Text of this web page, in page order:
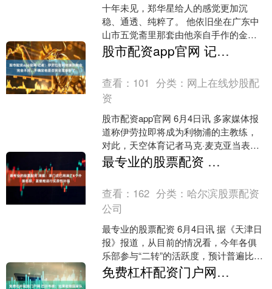
十年未见，郑华星给人的感觉更加沉
稳、通透、纯粹了。 他依旧坐在广东中
山市五觉斋里那套由他亲自手作的金丝
楠座椅上侃侃而谈，一旁坐着三五知
己，桌面燃着海南沉香，三面....
股市配资app官网 记者：伊劳拉在利物浦执教会完全不同，不确定他是否完全准备好了
查看： 101 分类： 网上在线炒股配
资
股市配资app官网 6月4日讯 多家媒体报
道称伊劳拉即将成为利物浦的主教练，
对此，天空体育记者马克·麦克亚当表示
伊劳拉来到利物浦会和在伯恩茅斯完全
不同。 麦克亚....
最专业的股票配资 津媒：津门虎已用满了6个外援名额，夏窗难进行实质性补强
查看： 162 分类： 哈尔滨股票配资
公司
最专业的股票配资 6月4日讯 据《天津日
报》报道，从目前的情况看，今年各俱
乐部参与“二转”的活跃度，预计普遍比较
低，津门虎队也难以进行实质性的补
强。 按照中国足....
免费杠杆配资门户网 巴尔韦德：如果能随国家队夺冠我死而无憾，我是真心这么说的